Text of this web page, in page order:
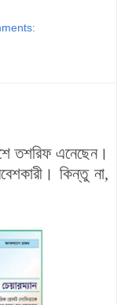
তশরিফ এনেছেন।
কিন্তু না,